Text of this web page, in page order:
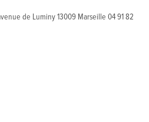
de Luminy 13009 Marseille 04 91 82